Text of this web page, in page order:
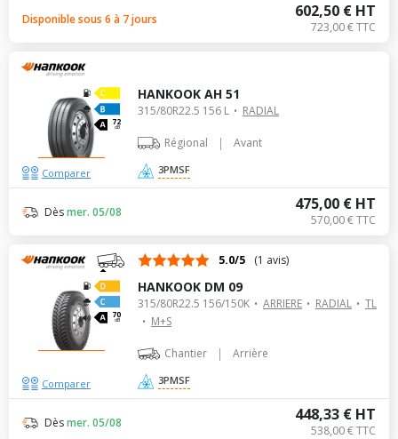
602,50 € HT
723,00 € TTC
Disponible sous 6 à 7 jours
72
dB
HANKOOK AH 51
315/80R22.5 156 L RADIAL
Régional | Avant
3PMSF
475,00 € HT
570,00 € TTC
Dèsmer. 05/08
Comparer
70
dB
5.0/5 (1 avis)
HANKOOK DM 09
315/80R22.5 156/150K ARRIERE RADIAL
TL
M+S
Chantier | Arrière
3PMSF
448,33 € HT
538,00 € TTC
Dèsmer. 05/08
Comparer